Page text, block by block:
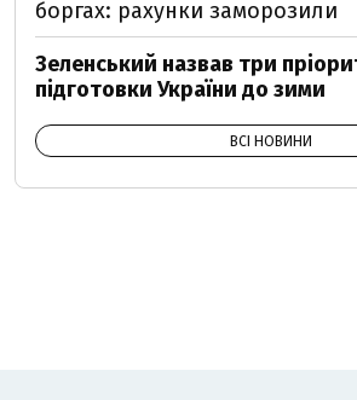
боргах: рахунки заморозили
Зеленський назвав три
підготовки України до зими
ВСІ НОВИНИ